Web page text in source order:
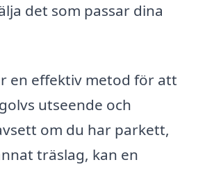
det som passar dina
en effektiv metod för att
utseende och
om du har parkett,
träslag, kan en